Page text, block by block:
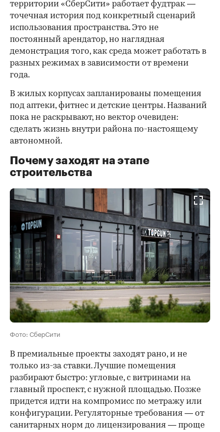
территории «СберСити» работает фудтрак —
точечная история под конкретный сценарий
использования пространства. Это не
постоянный арендатор, но наглядная
демонстрация того, как среда может работать в
разных режимах в зависимости от времени
года.
В жилых корпусах запланированы помещения
под аптеки, фитнес и детские центры. Названий
пока не раскрывают, но вектор очевиден:
сделать жизнь внутри района по-настоящему
автономной.
Почему заходят на этапе
строительства
Фото: СберСити
В премиальные проекты заходят рано, и не
только из-за ставки. Лучшие помещения
разбирают быстро: угловые, с витринами на
главный проспект, с нужной площадью. Позже
придется идти на компромисс по метражу или
конфигурации. Регуляторные требования — от
санитарных норм до лицензирования — проще